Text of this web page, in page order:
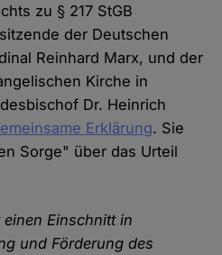
zu § 217 StGB
der Deutschen
Reinhard Marx, und der
Kirche in
Dr. Heinrich
Erklärung. Sie
Sorge" über das Urteil
Einschnitt in
und Förderung des